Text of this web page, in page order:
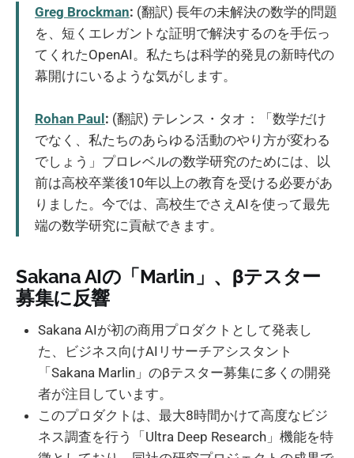
Greg Brockman: (翻訳) 長年の未解決の数学的問題
を、短くエレガントな証明で解決するのを手伝っ
てくれたOpenAI。私たちは科学的発見の新時代の
幕開けにいるような気がします。
Rohan Paul: (翻訳) テレンス・タオ：「数学だけ
でなく、私たちのあらゆる活動のやり方が変わる
でしょう」プロレベルの数学研究のためには、以
前は高校卒業後10年以上の教育を受ける必要があ
りました。今では、高校生でさえAIを使って最先
端の数学研究に貢献できます。
Sakana AIの「Marlin」、βテスター
募集に反響
Sakana AIが初の商用プロダクトとして発表し
た、ビジネス向けAIリサーチアシスタント
「Sakana Marlin」のβテスター募集に多くの開発
者が注目しています。
このプロダクトは、最大8時間かけて高度なビジ
ネス調査を行う「Ultra Deep Research」機能を特